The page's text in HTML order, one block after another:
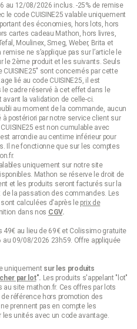
au 12/08/2026 inclus. -25% de remise
code CUISINE25 valable uniquement
des économies, hors lots, hors
cartes cadeau Mathon, hors livres,
Moulinex, Smeg, Weber, Brita et
ne s’applique pas sur l’article le
le 2ème produit et les suivants. Seuls
CUISINE25" sont concernés par cette
lié au code CUISINE25, il est
cadre réservé à cet effet dans le
la validation de celle-ci.
au moment de la commande, aucun
postériori par notre service client sur
est non cumulable avec
arrondie au centime inférieur pour
Il ne fonctionne que sur les comptes
uniquement sur notre site
Mathon se réserve le droit de
et les produits seront facturés sur la
la passation des commandes. Les
calculées d'après le prix de
dans nos CGV.
49€ au lieu de 69€ et Colissimo gratuite
09/08/2026 23h59. Offre appliquée
uniquement sur les produits
par lot". Les produits s'appelant "lot"
site mathon.fr. Ces offres par lots
de référence hors promotion des
prennent pas en compte les
unités avec un code avantage.